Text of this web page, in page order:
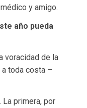
y amigo.
año pueda
voracidad de la
toda costa –
primera, por